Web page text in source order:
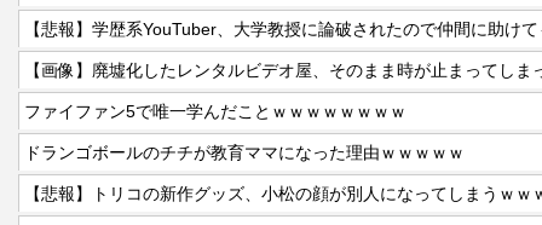
【画像】廃墟化したレンタルビデオ屋、そのまま時が止まってし
ファイファン5で唯一学んだことｗｗｗｗｗｗｗｗ
ドランゴボールのチチが教育ママになった理由ｗｗｗｗｗ
【悲報】トリコの新作グッズ、小松の顔が別人になってしまうｗｗ